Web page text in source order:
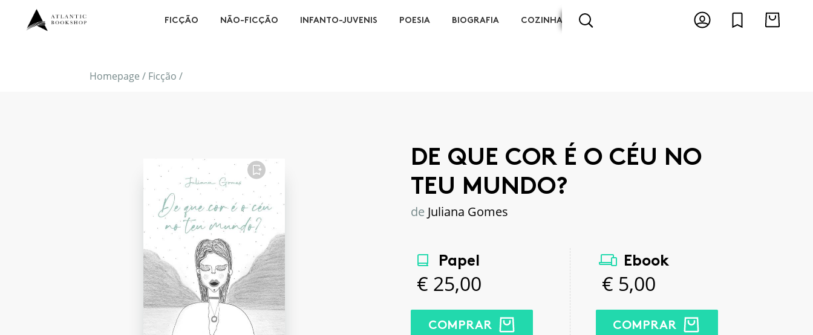
FICÇÃO NÃO-FICÇÃO INFANTO-JUVENIS POESIA BIOGRAFIA COZINHA ARTES E ESPECTÁCULOS ANTOLOGIAS
Homepage / Ficção /
FAVORITO
DE QUE COR É O CÉU NO
TEU MUNDO?
de Juliana Gomes
Papel
€ 25,00
COMPRAR
Ebook
€ 5,00
COMPRAR